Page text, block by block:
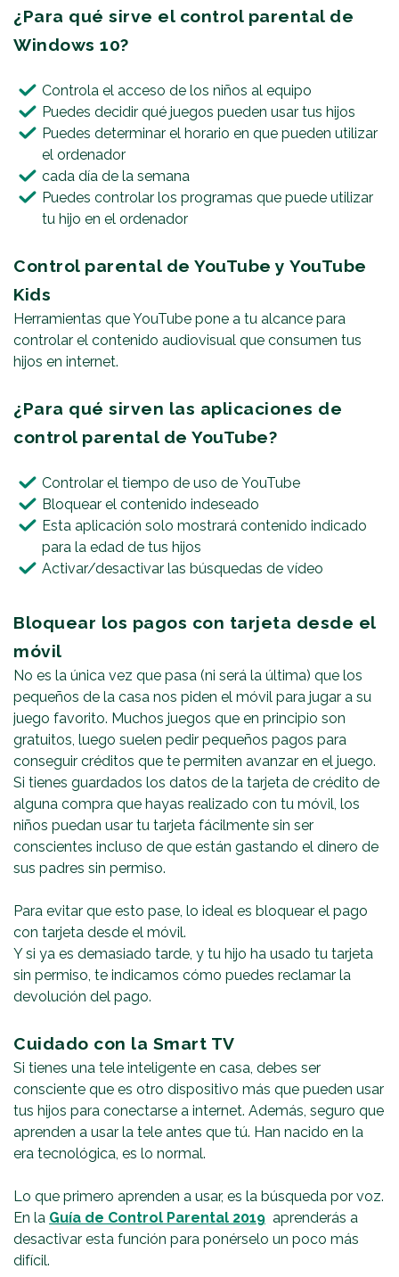
¿Para qué sirve el control parental de
Windows 10?
Controla el acceso de los niños al equipo
Puedes decidir qué juegos pueden usar tus hijos
Puedes determinar el horario en que pueden utilizar
el ordenador
cada día de la semana
Puedes controlar los programas que puede utilizar
tu hijo en el ordenador
Control parental de YouTube y YouTube
Kids
Herramientas que YouTube pone a tu alcance para
controlar el contenido audiovisual que consumen tus
hijos en internet.
¿Para qué sirven las aplicaciones de
control parental de YouTube?
Controlar el tiempo de uso de YouTube
Bloquear el contenido indeseado
Esta aplicación solo mostrará contenido indicado
para la edad de tus hijos
Activar/desactivar las búsquedas de vídeo
Bloquear los pagos con tarjeta desde el
móvil
No es la única vez que pasa (ni será la última) que los
pequeños de la casa nos piden el móvil para jugar a su
juego favorito. Muchos juegos que en principio son
gratuitos, luego suelen pedir pequeños pagos para
conseguir créditos que te permiten avanzar en el juego.
Si tienes guardados los datos de la tarjeta de crédito de
alguna compra que hayas realizado con tu móvil, los
niños puedan usar tu tarjeta fácilmente sin ser
conscientes incluso de que están gastando el dinero de
sus padres sin permiso.
Para evitar que esto pase, lo ideal es bloquear el pago
con tarjeta desde el móvil.
Y si ya es demasiado tarde, y tu hijo ha usado tu tarjeta
sin permiso, te indicamos cómo puedes reclamar la
devolución del pago.
Cuidado con la Smart TV
Si tienes una tele inteligente en casa, debes ser
consciente que es otro dispositivo más que pueden usar
tus hijos para conectarse a internet. Además, seguro que
aprenden a usar la tele antes que tú. Han nacido en la
era tecnológica, es lo normal.
Lo que primero aprenden a usar, es la búsqueda por voz.
En la Guía de Control Parental 2019 aprenderás a
desactivar esta función para ponérselo un poco más
difícil.